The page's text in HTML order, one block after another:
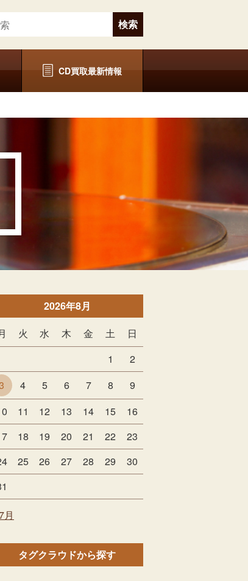
CD買取最新情報
2026年8月
火 水 木 金 土
日
1
2
4 5 6 7 8
9
11 12 13 14 15
16
18 19 20 21 22
23
25 26 27 28 29
30
月
タグクラウドから探す